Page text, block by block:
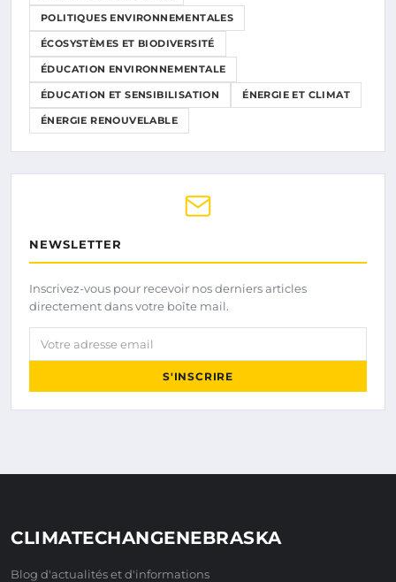
POLITIQUES ENVIRONNEMENTALES
ÉCOSYSTÈMES ET BIODIVERSITÉ
ÉDUCATION ENVIRONNEMENTALE
ÉDUCATION ET SENSIBILISATION ÉNERGIE ET CLIMAT
ÉNERGIE RENOUVELABLE
NEWSLETTER
Inscrivez-vous pour recevoir nos derniers articles
directement dans votre boîte mail.
Votre adresse email
S'INSCRIRE
CLIMATECHANGENEBRASKA
Blog d'actualités et d'informations